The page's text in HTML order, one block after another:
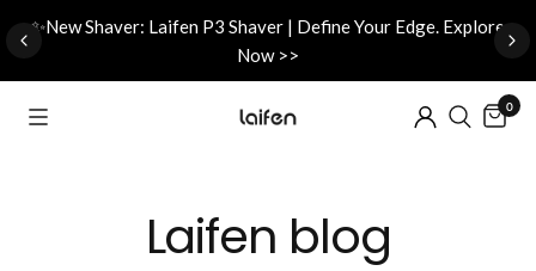
✨New Shaver: Laifen P3 Shaver | Define Your Edge. Explore
Now >>
0
Laifen blog